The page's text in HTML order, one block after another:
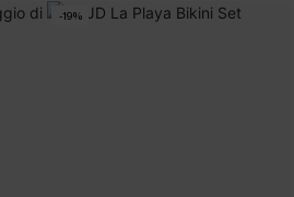
-19%